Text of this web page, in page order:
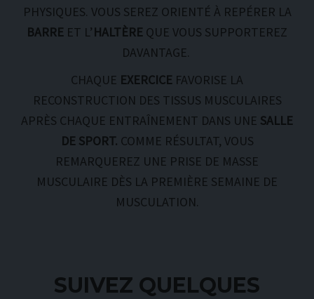
PHYSIQUES. VOUS SEREZ ORIENTÉ À REPÉRER LA
BARRE ET L’HALTÈRE QUE VOUS SUPPORTEREZ
DAVANTAGE.
CHAQUE EXERCICE FAVORISE LA
RECONSTRUCTION DES TISSUS MUSCULAIRES
APRÈS CHAQUE ENTRAÎNEMENT DANS UNE SALLE
DE SPORT. COMME RÉSULTAT, VOUS
REMARQUEREZ UNE PRISE DE MASSE
MUSCULAIRE DÈS LA PREMIÈRE SEMAINE DE
MUSCULATION.
SUIVEZ QUELQUES